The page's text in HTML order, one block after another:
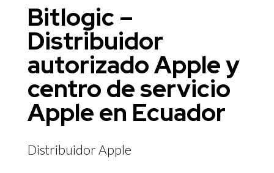
Bitlogic –
Distribuidor
autorizado Apple y
centro de servicio
Apple en Ecuador
Distribuidor Apple